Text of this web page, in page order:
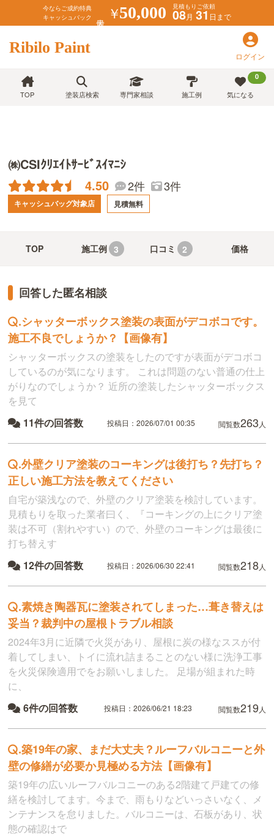
今ならご成約特典
キャッシュバック
￥50,000 見積もりご依頼
08月 31日まで
Ribilo Paint ログイン
TOP 塗装店検索 専門家相談 施工例
0
気になる
㈱CSIｸﾘｴｲﾄｻｰﾋﾞｽｲﾏﾆｼ
4.50 2件 3件
キャッシュバッグ対象店 見積無料
TOP 施工例 3 口コミ 2 価格
回答した匿名相談
.シャッターボックス塗装の表面がデコボコです。
施工不良でしょうか？【画像有】
シャッターボックスの塗装をしたのですが表面がデコボコ
しているのが気になります。 これは問題のない普通の仕上
がりなのでしょうか？ 近所の塗装したシャッターボックス
を見て
11件の回答数 投稿日：2026/07/01 00:35 閲覧数263 人
.外壁クリア塗装のコーキングは後打ち？先打ち？
正しい施工方法を教えてください
自宅が築浅なので、外壁のクリア塗装を検討しています。
見積もりを取った業者曰く、『コーキングの上にクリア塗
装は不可（割れやすい）ので、外壁のコーキングは最後に
打ち替えす
12件の回答数 投稿日：2026/06/30 22:41 閲覧数218人
.素焼き陶器瓦に塗装されてしまった…葺き替えは
妥当？裁判中の屋根トラブル相談
2024年3月に近隣で火災があり、屋根に炭の様なススが付
着してしまい、トイに流れ詰まることのない様に洗浄工事
を火災保険適用でをお願いしました。 足場が組まれた時
に、
6件の回答数 投稿日：2026/06/21 18:23 閲覧数219 人
.築19年の家、まだ大丈夫？ルーフバルコニーと外
壁の修繕が必要か見極める方法【画像有】
築19年の広いルーフバルコニーのある2階建て戸建ての修
繕を検討してます。今まで、雨もりなどいっさいなく、メ
ンテナンスを怠りました。バルコニーは、石板があり、状
態の確認はで